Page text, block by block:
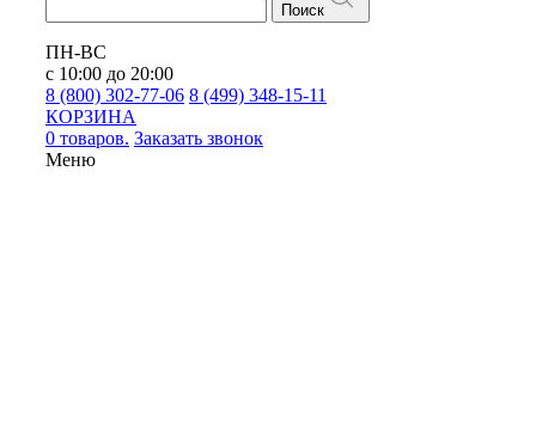
Поиск
ПН-ВС
с 10:00 до 20:00
8 (800) 302-77-06 8 (499) 348-15-11
КОРЗИНА
0 товаров. Заказать звонок
Меню